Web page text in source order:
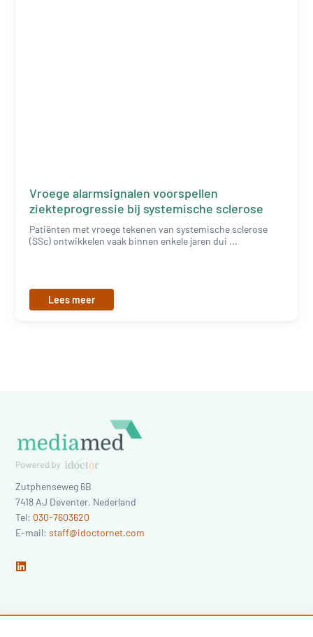
Vroege alarmsignalen voorspellen
ziekteprogressie bij systemische sclerose
Patiënten met vroege tekenen van systemische sclerose
(SSc) ontwikkelen vaak binnen enkele jaren dui ...
Lees meer
Zutphenseweg 6B
7418 AJ Deventer, Nederland
Tel: 030-7603620
E-mail:staff@idoctornet.com